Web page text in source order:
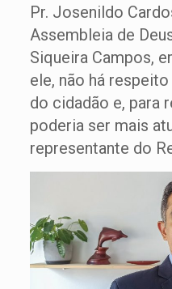
Pr. Josenildo
Assembleia de
Siqueira Campos,
ele, não há
do cidadão e, para
poderia ser mais
representante do